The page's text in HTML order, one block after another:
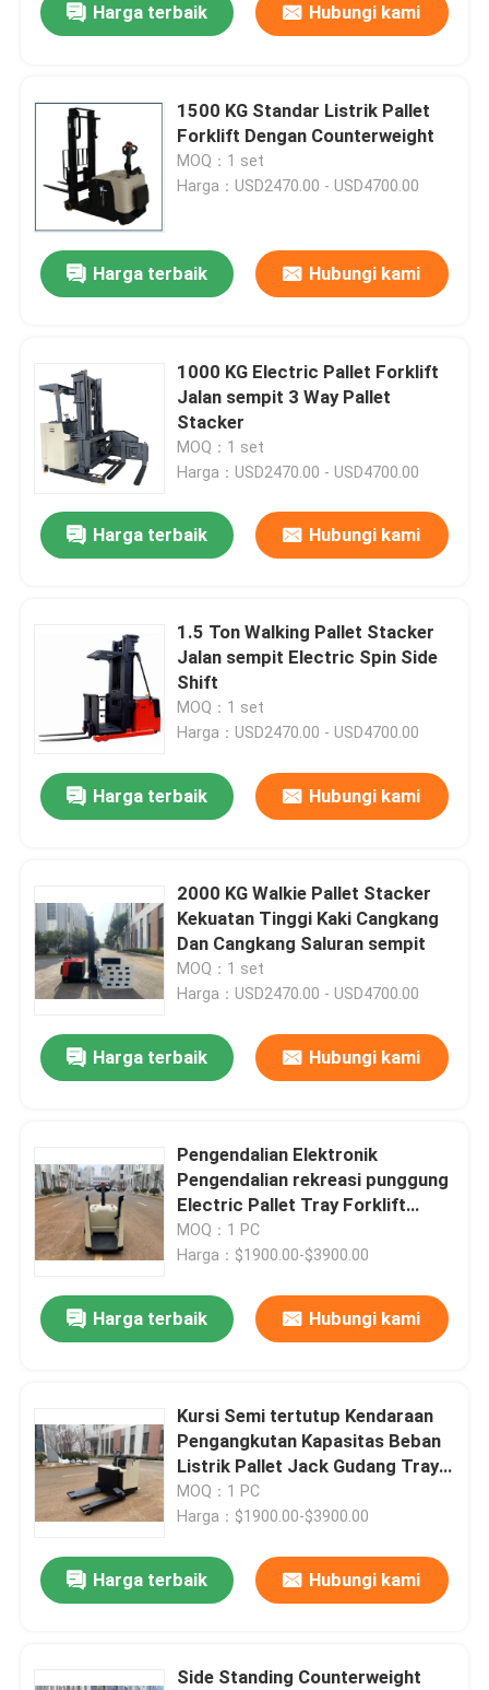
Rumah
Harga terbaik Hubungi kami
1500 KG Standar Listrik Pallet
Forklift Dengan Counterweight
MOQ：1 set
Harga：USD2470.00 - USD4700.00
Harga terbaik Hubungi kami
1000 KG Electric Pallet Forklift
Jalan sempit 3 Way Pallet
Stacker
MOQ：1 set
Harga：USD2470.00 - USD4700.00
Harga terbaik Hubungi kami
1.5 Ton Walking Pallet Stacker
Jalan sempit Electric Spin Side
Shift
MOQ：1 set
Harga：USD2470.00 - USD4700.00
Harga terbaik Hubungi kami
2000 KG Walkie Pallet Stacker
Kekuatan Tinggi Kaki Cangkang
Dan Cangkang Saluran sempit
MOQ：1 set
Harga：USD2470.00 - USD4700.00
Harga terbaik Hubungi kami
Pengendalian Elektronik
Pengendalian rekreasi punggung
Electric Pallet Tray Forklift
Electric Pallet Warehouse
MOQ：1 PC
Harga：$1900.00-$3900.00
Harga terbaik Hubungi kami
Kursi Semi tertutup Kendaraan
Pengangkutan Kapasitas Beban
Listrik Pallet Jack Gudang Tray
Kendaraan Pengangkutan
MOQ：1 PC
Harga：$1900.00-$3900.00
Harga terbaik Hubungi kami
Side Standing Counterweight